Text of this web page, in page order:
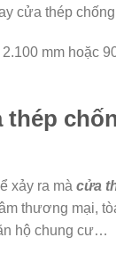
cửa thép
mm hoặc
thép
xảy ra mà cửa
thương mại,
hộ chung cư…